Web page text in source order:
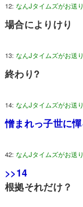
12: なんJタイムズがお送
場合によりけり
13: なんJタイムズがお送
終わり?
14: なんJタイムズがお送
憎まれっ子世に
42: なんJタイムズがお送
>>14
根拠それだけ？